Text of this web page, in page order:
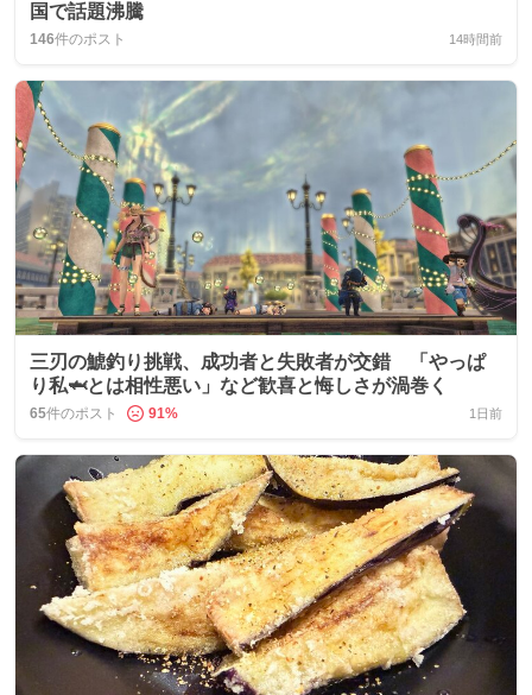
国で話題沸騰
146件のポスト 14時間前
三刃の鯱釣り挑戦、成功者と失敗者が交錯 「やっぱ
り私🦈とは相性悪い」など歓喜と悔しさが渦巻く
65件のポスト 91% 1日前